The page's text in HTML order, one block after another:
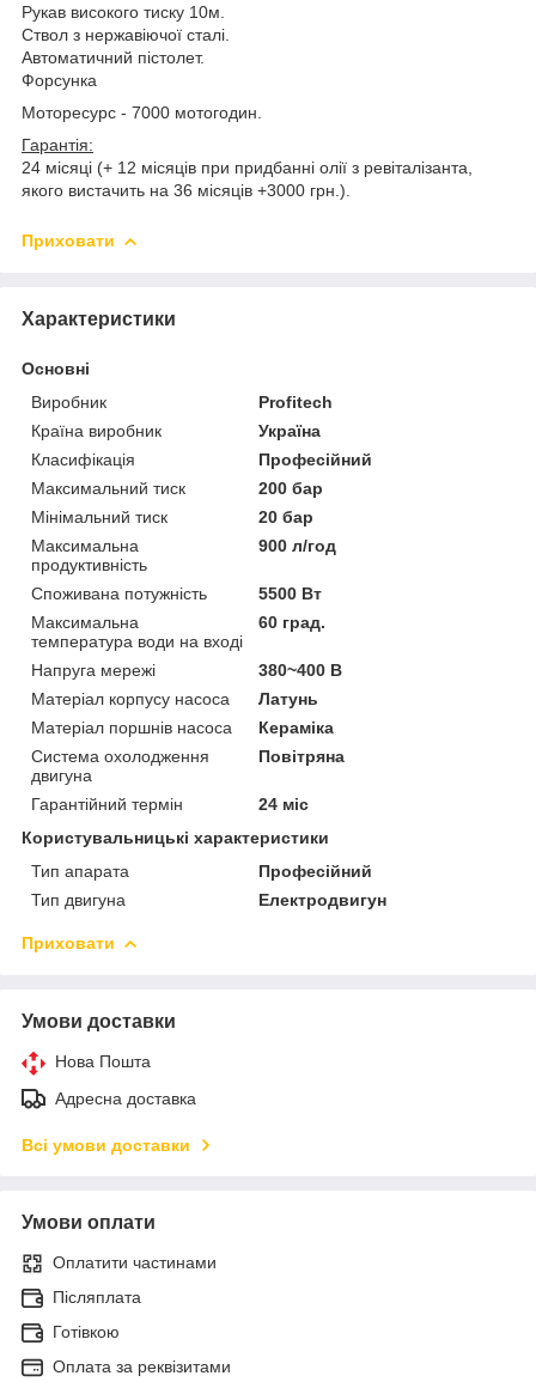
Рукав високого тиску 10м.
Ствол з нержавіючої сталі.
Автоматичний пістолет.
Форсунка
Моторесурс - 7000 мотогодин.
Гарантія:
24 місяці (+ 12 місяців при придбанні олії з ревіталізанта,
якого вистачить на 36 місяців +3000 грн.).
Приховати
Характеристики
Основні
Виробник
Profitech
Країна виробник
Україна
Класифікація
Професійний
Максимальний тиск
200 бар
Мінімальний тиск
20 бар
Максимальна
продуктивність
900 л/год
Споживана потужність
5500 Вт
Максимальна
температура води на вході
60 град.
Напруга мережі
380~400 В
Матеріал корпусу насоса
Латунь
Матеріал поршнів насоса
Кераміка
Система охолодження
двигуна
Повітряна
Гарантійний термін
24 міс
Користувальницькі характеристики
Тип апарата
Професійний
Тип двигуна
Електродвигун
Приховати
Умови доставки
Нова Пошта
Адресна доставка
Всі умови доставки
Умови оплати
Оплатити частинами
Післяплата
Готівкою
Оплата за реквізитами